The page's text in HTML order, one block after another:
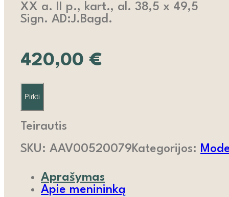
XX a. II p., kart., al. 38,5 x 49,5
Sign. AD:J.Bagd.
420,00 €
Pirkti
Teirautis
SKU: AAV00520079Kategorijos:
Aprašymas
Apie menininką